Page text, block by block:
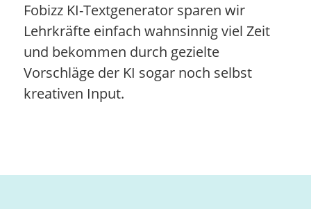
Fobizz KI-Textgenerator sparen wir
Lehrkräfte einfach wahnsinnig viel Zeit
und bekommen durch gezielte
Vorschläge der KI sogar noch selbst
kreativen Input.